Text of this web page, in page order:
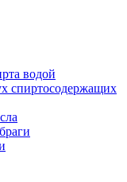
водой
спиртосодержащих